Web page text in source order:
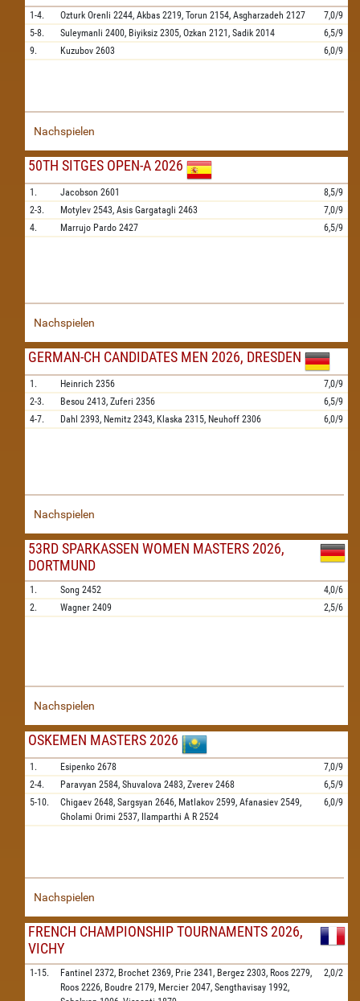
1-4. Ozturk Orenli 2244, Akbas 2219, Torun 2154, Asgharzadeh 2127
7,0/9
5-8.
Suleymanli 2400, Biyiksiz 2305, Ozkan 2121, Sadik 2014
6,5/9
9.
Kuzubov 2603 6,0/9
Nachspielen
50TH SITGES OPEN-A 2026
1. Jacobson 2601
8,5/9
2-3.
Motylev 2543, Asis Gargatagli 2463
7,0/9
4.
Marrujo Pardo 2427 6,5/9
Nachspielen
GERMAN-CH CANDIDATES MEN 2026, DRESDEN
1. Heinrich 2356
7,0/9
2-3.
Besou 2413, Zuferi 2356
6,5/9
4-7.
Dahl 2393, Nemitz 2343, Klaska 2315, Neuhoff 2306 6,0/9
Nachspielen
53RD SPARKASSEN WOMEN MASTERS 2026,
DORTMUND
1. Song 2452
4,0/6
2.
Wagner 2409 2,5/6
Nachspielen
OSKEMEN MASTERS 2026
1. Esipenko 2678
7,0/9
2-4.
Paravyan 2584, Shuvalova 2483, Zverev 2468
6,5/9
5-10.
Chigaev 2648, Sargsyan 2646, Matlakov 2599, Afanasiev 2549,
Gholami Orimi 2537, Ilamparthi A R 2524
6,0/9
Nachspielen
FRENCH CHAMPIONSHIP TOURNAMENTS 2026,
VICHY
1-15. Fantinel 2372, Brochet 2369, Prie 2341, Bergez 2303, Roos 2279,
Roos 2226, Boudre 2179, Mercier 2047, Sengthavisay 1992,
2,0/2